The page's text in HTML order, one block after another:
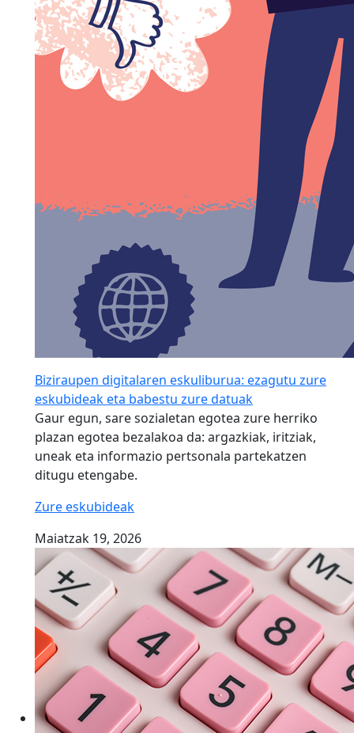
Biziraupen digitalaren eskuliburua: ezagutu zure
eskubideak eta babestu zure datuak
Gaur egun, sare sozialetan egotea zure herriko
plazan egotea bezalakoa da: argazkiak, iritziak,
uneak eta informazio pertsonala partekatzen
ditugu etengabe.
Zure eskubideak
Maiatzak 19, 2026